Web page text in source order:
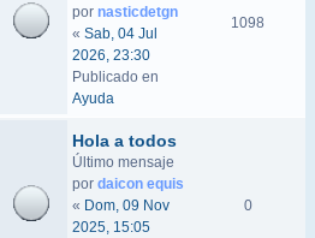
por nasticdetgn
« Sab, 04 Jul
2026, 23:30
Publicado en
Ayuda
1098
Hola a todos
Último mensaje
por daicon equis
« Dom, 09 Nov
2025, 15:05
0